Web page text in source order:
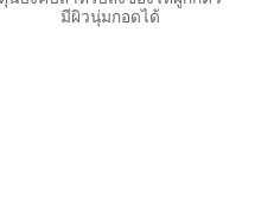
มีผิวนุ่มกอดได้